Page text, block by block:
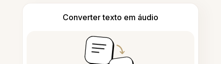
Converter texto em áudio